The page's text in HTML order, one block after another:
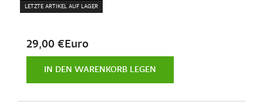
LETZTE ARTIKEL AUF LAGER
29,00 €Euro
IN DEN WARENKORB LEGEN